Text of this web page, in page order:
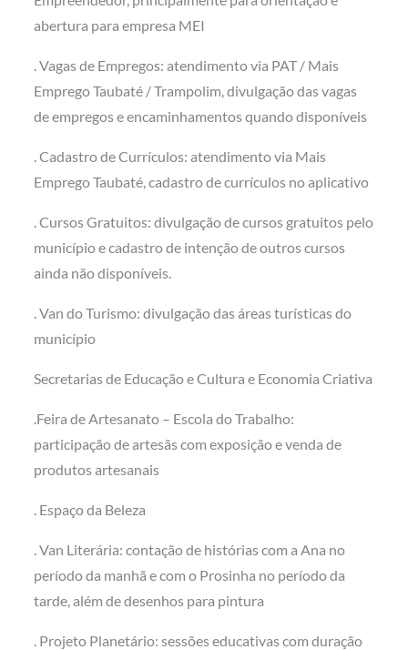
abertura para empresa MEI
. Vagas de Empregos: atendimento via PAT / Mais
Emprego Taubaté / Trampolim, divulgação das vagas
de empregos e encaminhamentos quando disponíveis
. Cadastro de Currículos: atendimento via Mais
Emprego Taubaté, cadastro de currículos no aplicativo
. Cursos Gratuitos: divulgação de cursos gratuitos pelo
município e cadastro de intenção de outros cursos
ainda não disponíveis.
. Van do Turismo: divulgação das áreas turísticas do
município
Secretarias de Educação e Cultura e Economia Criativa
.Feira de Artesanato – Escola do Trabalho:
participação de artesãs com exposição e venda de
produtos artesanais
. Espaço da Beleza
. Van Literária: contação de histórias com a Ana no
período da manhã e com o Prosinha no período da
tarde, além de desenhos para pintura
. Projeto Planetário: sessões educativas com duração